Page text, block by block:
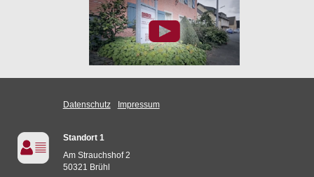
Datenschutz Impressum
Standort 1
Am Strauchshof 2
50321 Brühl